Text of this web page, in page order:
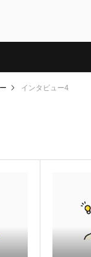
インタビュー4